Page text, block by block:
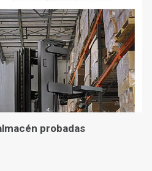
probadas